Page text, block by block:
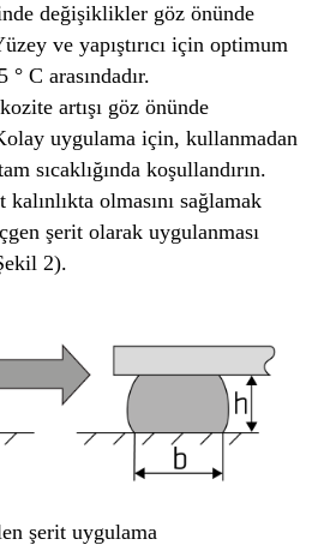
değişiklikler göz önünde
ve yapıştırıcı için optimum
° C arasındadır.
artışı göz önünde
uygulama için, kullanmadan
sıcaklığında koşullandırın.
kalınlıkta olmasını sağlamak
şerit olarak uygulanması
2).
şerit uygulama